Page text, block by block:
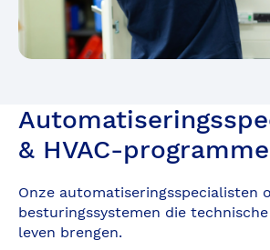
& HVAC-
Onze automatiseringsspecialisten
besturingssystemen die
leven brengen.